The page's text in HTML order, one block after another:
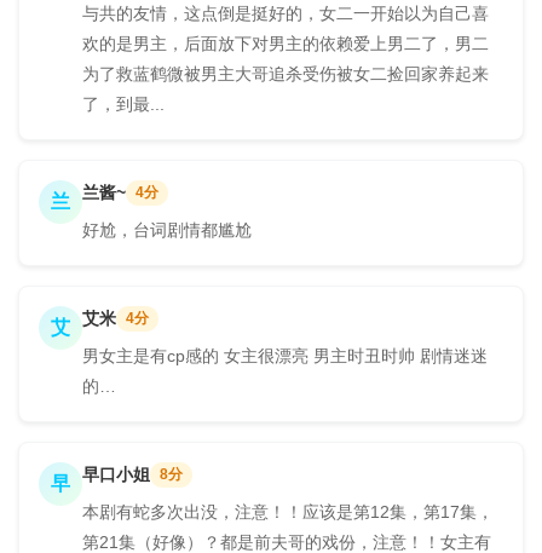
与共的友情，这点倒是挺好的，女二一开始以为自己喜
欢的是男主，后面放下对男主的依赖爱上男二了，男二
为了救蓝鹤微被男主大哥追杀受伤被女二捡回家养起来
了，到最...
兰 兰酱~ 4分
好尬，台词剧情都尴尬
艾 艾米 4分
男女主是有cp感的 女主很漂亮 男主时丑时帅 剧情迷迷
的…
早 早口小姐 8分
本剧有蛇多次出没，注意！！应该是第12集，第17集，
第21集（好像）？都是前夫哥的戏份，注意！！女主有